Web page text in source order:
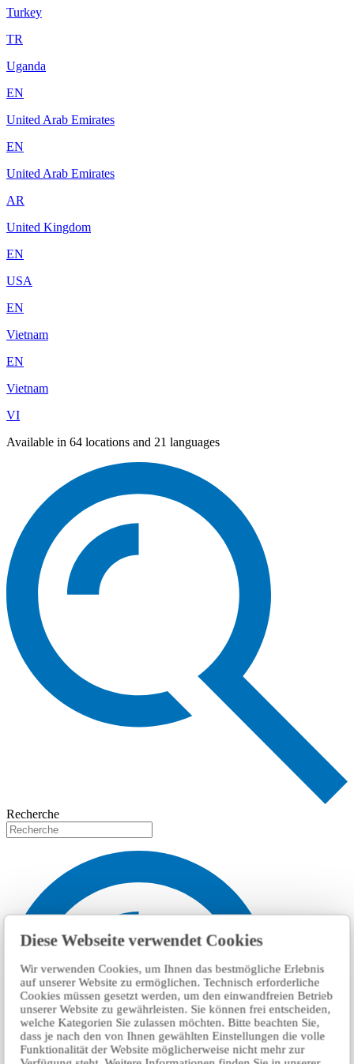
Diese Webseite verwendet Cookies
Wir verwenden Cookies, um Ihnen das bestmögliche Erlebnis
auf unserer Website zu ermöglichen. Technisch erforderliche
Cookies müssen gesetzt werden, um den einwandfreien Betrieb
unserer Website zu gewährleisten. Sie können frei entscheiden,
welche Kategorien Sie zulassen möchten. Bitte beachten Sie,
dass je nach den von Ihnen gewählten Einstellungen die volle
Funktionalität der Website möglicherweise nicht mehr zur
Turkey
TR
Uganda
EN
United Arab Emirates
EN
United Arab Emirates
AR
United Kingdom
EN
USA
EN
Vietnam
EN
Vietnam
VI
Available in 64 locations and 21 languages
Recherche